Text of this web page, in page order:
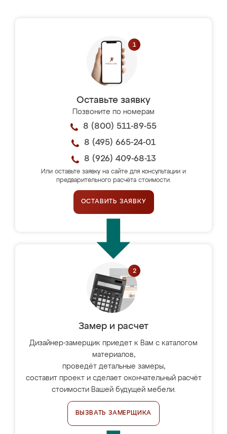
Оставьте заявку
Позвоните по номерам
8 (800) 511-89-55
8 (495) 665-24-01
8 (926) 409-68-13
Или оставьте заявку на сайте для консультации и
предварительного расчёта стоимости.
ОСТАВИТЬ ЗАЯВКУ
Замер и расчет
Дизайнер-замерщик приедет к Вам с каталогом
материалов,
проведёт детальные замеры,
составит проект и сделает окончательный расчёт
стоимости Вашей будущей мебели.
ВЫЗВАТЬ ЗАМЕРЩИКА